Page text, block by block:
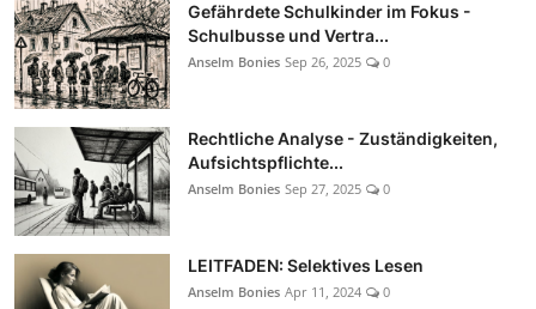
Gefährdete Schulkinder im Fokus -
Schulbusse und Vertra...
Anselm Bonies Sep 26, 2025 0
Rechtliche Analyse - Zuständigkeiten,
Aufsichtspflichte...
Anselm Bonies Sep 27, 2025 0
LEITFADEN: Selektives Lesen
Anselm Bonies Apr 11, 2024 0